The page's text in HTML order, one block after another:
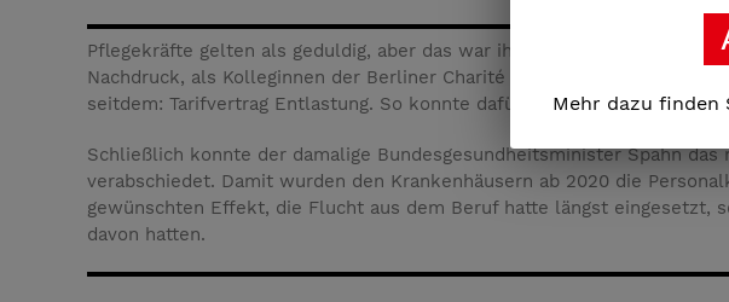
Pflegekräfte gelten als geduldig, aber das war ihnen zu viel. Es kam zu
Nachdruck, als Kolleginnen der Berliner Charité auf den
seitdem: Tarifvertrag Entlastung. So konnte dafür gestreikt werden. Und
Schließlich konnte der damalige Bundesgesundheitsminister Spahn
verabschiedet. Damit wurden den Krankenhäusern ab 2020 die
gewünschten Effekt, die Flucht aus dem Beruf hatte längst eingesetzt,
davon hatten.
Mehr dazu finden